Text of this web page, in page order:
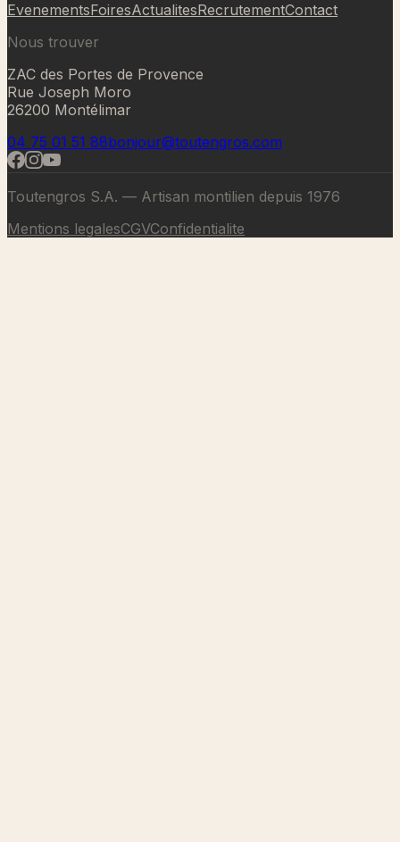
EvenementsFoiresActualitesRecrutementContact
Nous trouver
ZAC des Portes de Provence
Rue Joseph Moro
26200 Montélimar
04 75 01 51 88bonjour@toutengros.com
Toutengros S.A. — Artisan montilien depuis 1976
Mentions legalesCGVConfidentialite